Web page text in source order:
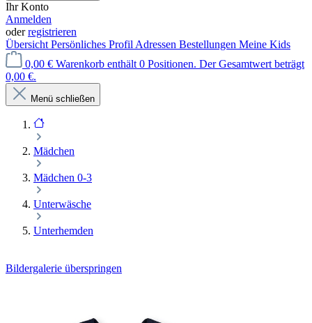
Ihr Konto
Anmelden
oderregistrieren
Übersicht Persönliches Profil Adressen Bestellungen Meine Kids
0,00 € Warenkorb enthält 0 Positionen. Der Gesamtwert beträgt
0,00 €.
Menü schließen
Mädchen
Mädchen 0-3
Unterwäsche
Unterhemden
Bildergalerie überspringen